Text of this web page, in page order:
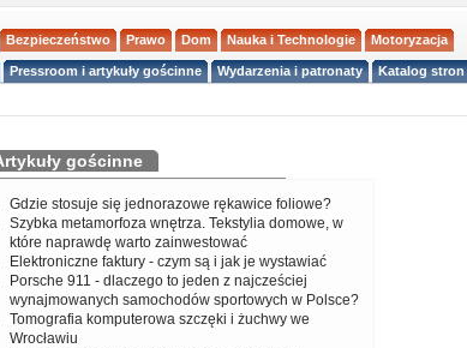
Bezpieczeństwo Prawo Dom Nauka i Technologie Motoryzacja
Pressroom i artykuły gościnne Wydarzenia i patronaty Katalog stron
gościnne
Gdzie stosuje się jednorazowe rękawice foliowe?
Szybka metamorfoza wnętrza. Tekstylia domowe, w
które naprawdę warto zainwestować
Elektroniczne faktury - czym są i jak je wystawiać
Porsche 911 - dlaczego to jeden z najcześciej
wynajmowanych samochodów sportowych w Polsce?
Tomografia komputerowa szczęki i żuchwy we
Wrocławiu